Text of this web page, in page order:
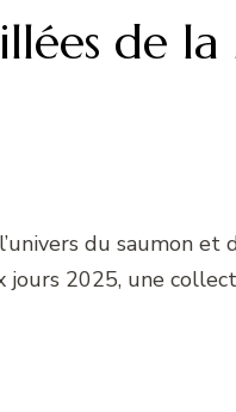
de
du saumon et
jours 2025, une